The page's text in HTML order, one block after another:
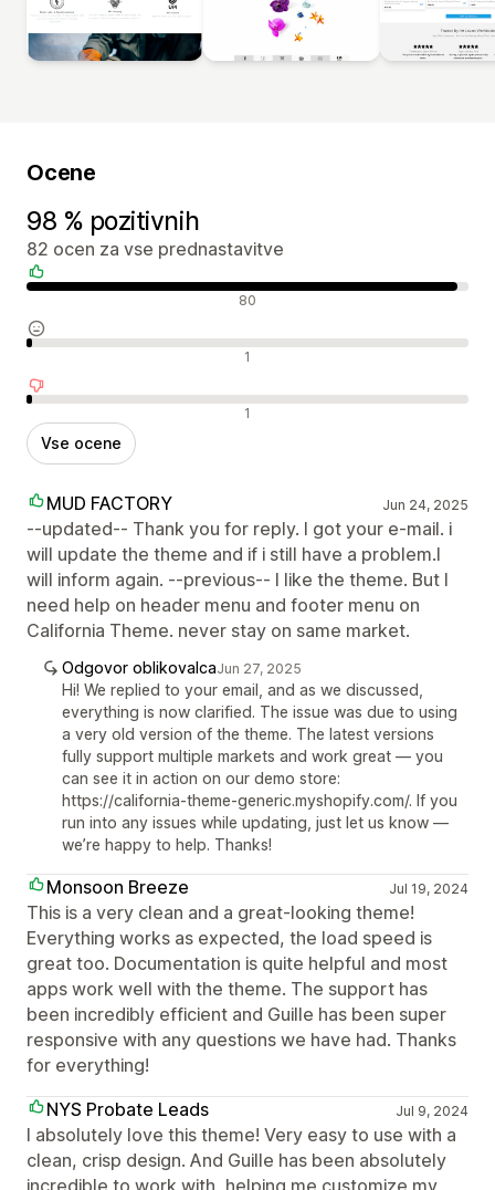
Ocene
98 % pozitivnih
82 ocen za vse prednastavitve
Pozitivne ocene 80
Nevtralne ocene 1
Negativne ocene 1
Vse ocene
MUD FACTORY Jun 24, 2025
--updated-- Thank you for reply. I got your e-mail. i
will update the theme and if i still have a problem.I
will inform again. --previous-- I like the theme. But I
need help on header menu and footer menu on
California Theme. never stay on same market.
Odgovor oblikovalcaJun 27, 2025
Hi! We replied to your email, and as we discussed,
everything is now clarified. The issue was due to using
a very old version of the theme. The latest versions
fully support multiple markets and work great — you
can see it in action on our demo store:
https://california-theme-generic.myshopify.com/. If you
run into any issues while updating, just let us know —
we’re happy to help. Thanks!
Monsoon Breeze Jul 19, 2024
This is a very clean and a great-looking theme!
Everything works as expected, the load speed is
great too. Documentation is quite helpful and most
apps work well with the theme. The support has
been incredibly efficient and Guille has been super
responsive with any questions we have had. Thanks
for everything!
NYS Probate Leads
Jul 9, 2024
I absolutely love this theme! Very easy to use with a
clean, crisp design. And Guille has been absolutely
incredible to work with, helping me customize my